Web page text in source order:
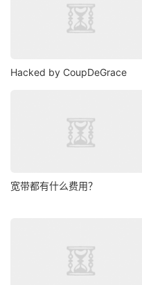
Hacked by CoupDeGrace
宽带都有什么费用？